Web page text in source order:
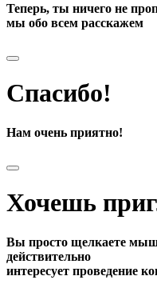
Теперь, ты ничего не
мы обо всем расскажем
Спасибо!
Нам очень приятно!
Хочешь
Вы просто щелкаете
действительно
интересует проведение